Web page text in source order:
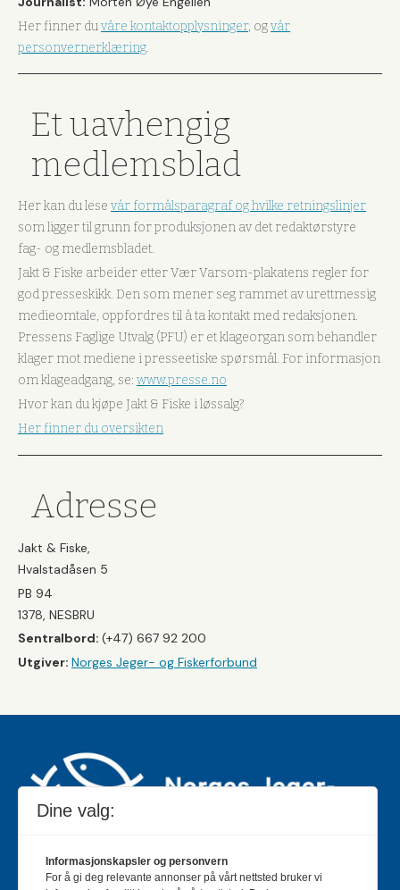
Her finner duvåre kontaktopplysninger, ogvår
personvernerklæring.
Et uavhengig
medlemsblad
Her kan du lese vår formålsparagraf og hvilke retningslinjer
som ligger til grunn for produksjonen av det redaktørstyre
fag- og medlemsbladet.
Jakt & Fiske arbeider etter Vær Varsom-plakatens regler for
god presseskikk. Den som mener seg rammet av urettmessig
medieomtale, oppfordres til å ta kontakt med redaksjonen.
Pressens Faglige Utvalg (PFU) er et klageorgan som behandler
klager mot mediene i presseetiske spørsmål. For informasjon
om klageadgang, se: www.presse.no
Hvor kan du kjøpe Jakt & Fiske i løssalg?
Her finner du oversikten
Adresse
Jakt & Fiske,
Hvalstadåsen 5
PB 94
1378, NESBRU
Sentralbord: (+47) 667 92 200
Utgiver: Norges Jeger- og Fiskerforbund
Jakt & Fiske er landets største og eldste magasin for
Dine valg:
Informasjonskapsler og personvern
For å gi deg relevante annonser på vårt nettsted bruker vi